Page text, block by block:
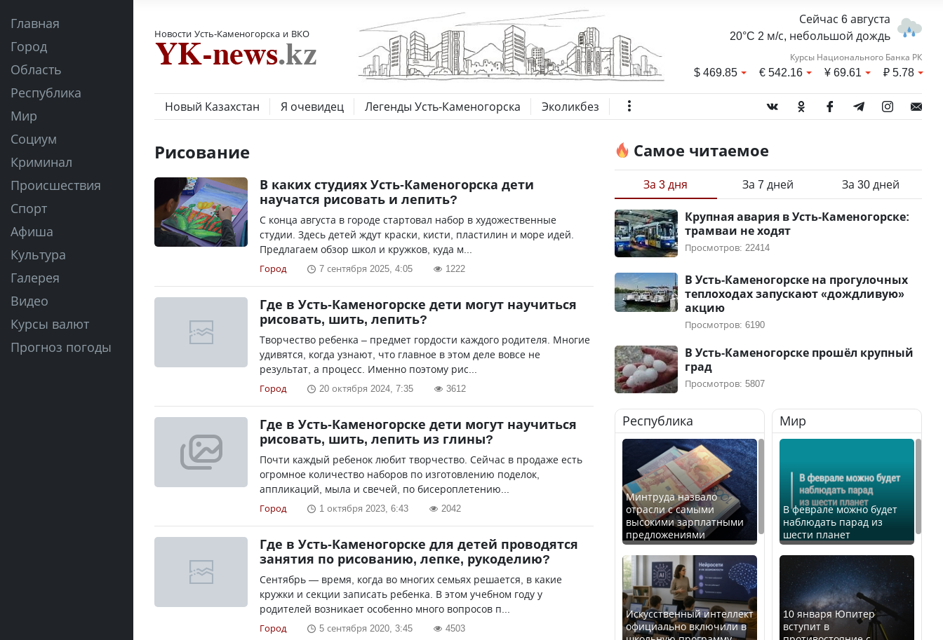
Главная
Город
Область
Республика
Мир
Социум
Криминал
Происшествия
Спорт
Афиша
Культура
Галерея
Видео
Курсы валют
Прогноз погоды
Новости Усть-Каменогорска и ВКО
Сейчас 6 августа
20°C 2 м/с, небольшой дождь
Курсы Национального Банка РК
$469.85 €542.16 ¥69.61 ₽5.78
Новый Казахстан Я очевидец Легенды Усть-Каменогорска Эколикбез
Рисование
В каких студиях Усть-Каменогорска дети
научатся рисовать и лепить?
С конца августа в городе стартовал набор в художественные
студии. Здесь детей ждут краски, кисти, пластилин и море идей.
Предлагаем обзор школ и кружков, куда м...
Город 7 сентября 2025, 4:05 1222
Где в Усть-Каменогорске дети могут научиться
рисовать, шить, лепить?
Творчество ребенка – предмет гордости каждого родителя. Многие
удивятся, когда узнают, что главное в этом деле вовсе не
результат, а процесс. Именно поэтому рис...
Город 20 октября 2024, 7:35 3612
Где в Усть-Каменогорске дети могут научиться
рисовать, шить, лепить из глины?
Почти каждый ребенок любит творчество. Сейчас в продаже есть
огромное количество наборов по изготовлению поделок,
аппликаций, мыла и свечей, по бисероплетению...
Город 1 октября 2023, 6:43 2042
Где в Усть-Каменогорске для детей проводятся
занятия по рисованию, лепке, рукоделию?
Сентябрь — время, когда во многих семьях решается, в какие
кружки и секции записать ребенка. В этом учебном году у
родителей возникает особенно много вопросов п...
Город 5 сентября 2020, 3:45 4503
Самое читаемое
За 3 дня За 7 дней За 30 дней
Крупная авария в Усть-Каменогорске:
трамваи не ходят
Просмотров: 22414
В Усть-Каменогорске на прогулочных
теплоходах запускают «дождливую»
акцию
Просмотров: 6190
В Усть-Каменогорске прошёл крупный
град
Просмотров: 5807
Республика
Минтруда назвало
отрасли с самыми
высокими зарплатными
предложениями
Искусственный интеллект
официально включили в
Мир
В феврале можно будет
наблюдать парад из
шести планет
10 января Юпитер
вступит в